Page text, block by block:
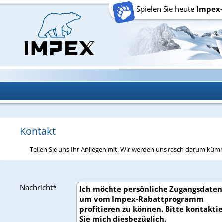
Spielen Sie heute
Kontakt
Teilen Sie uns Ihr Anliegen mit. Wir werden uns rasch darum
Nachricht*